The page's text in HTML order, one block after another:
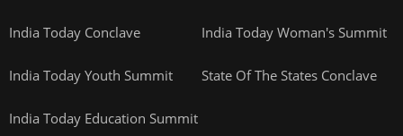
India Today Conclave India Today Woman's Summit
India Today Youth Summit State Of The States Conclave
India Today Education Summit